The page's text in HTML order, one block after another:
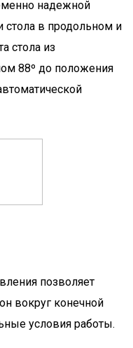
надежной
в продольном и
стола из
88º до положения
позволяет
вокруг конечной
условия работы.